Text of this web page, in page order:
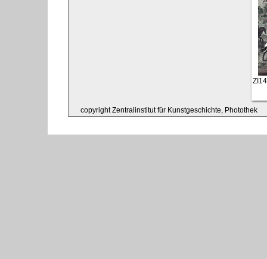
copyright Zentralinstitut für Kunstgeschichte, Photothek